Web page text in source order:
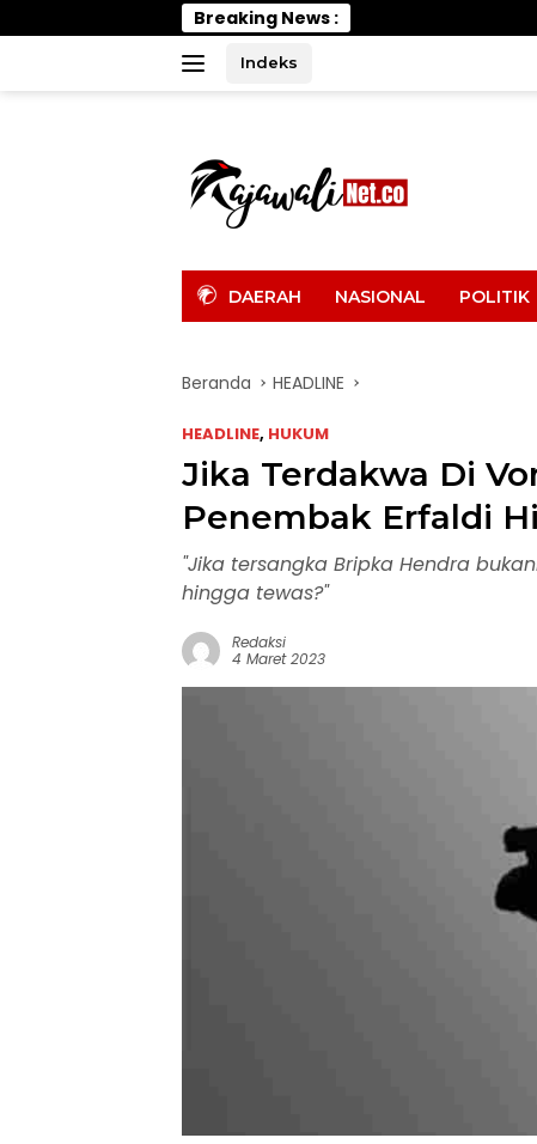
ke
Breaking News :
Indeks
DAERAH NASIONAL POLITIK
Beranda HEADLINE
HEADLINE, HUKUM
Jika Terdakwa Di
Penembak Erfaldi
"Jika tersangka Bripka Hendra
hingga tewas?"
Redaksi
4 Maret 2023